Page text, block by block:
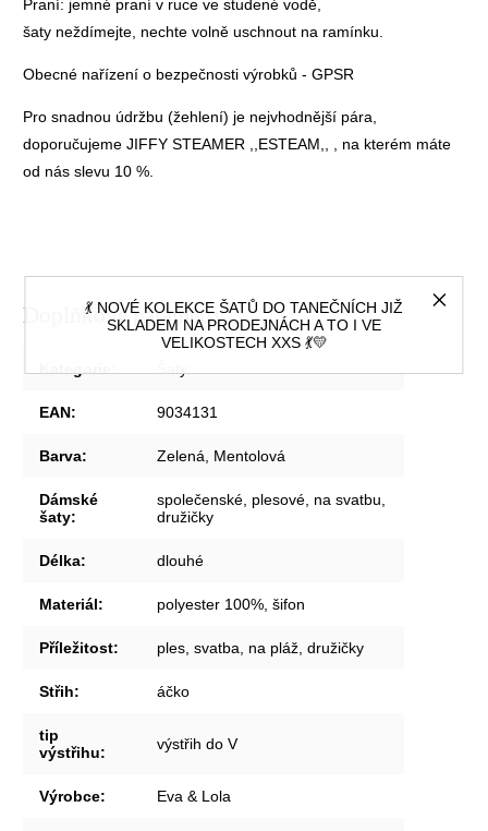
💃 NOVÉ KOLEKCE ŠATŮ DO TANEČNÍCH JIŽ
SKLADEM NA PRODEJNÁCH A TO I VE
VELIKOSTECH XXS 💃💛
Praní: jemné praní v ruce ve studené vodě,
šaty neždímejte, nechte volně uschnout na ramínku.
Obecné nařízení o bezpečnosti výrobků - GPSR
Pro snadnou údržbu (žehlení) je nejvhodnější pára,
doporučujemeJIFFY STEAMER ,,ESTEAM,,
, na kterém máte
od nás slevu 10 %.
Doplňkové parametry
EAN: 9034131
Barva: Zelená, Mentolová
Dámské
šaty:
společenské, plesové, na svatbu,
družičky
Délka: dlouhé
Materiál: polyester 100%, šifon
Příležitost: ples, svatba, na pláž, družičky
Střih: áčko
tip
výstřihu: výstřih do V
Výrobce: Eva & Lola